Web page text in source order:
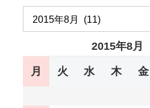
2015年8月
月 火 水 木 金